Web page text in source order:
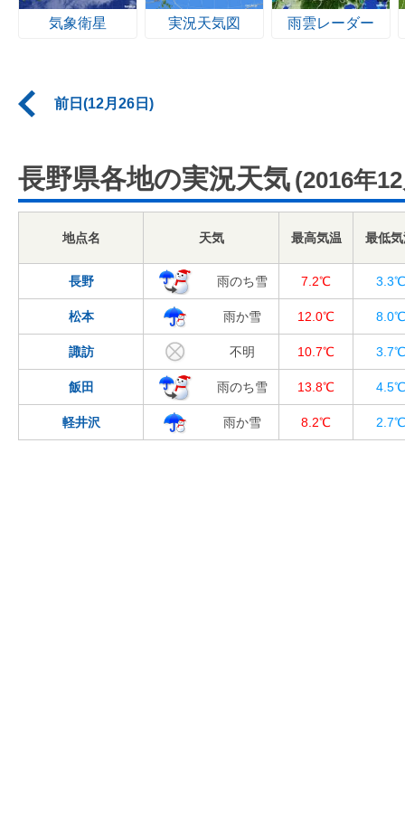
気象衛星 実況天気図 雨雲レーダー
前日(12月26日)
長野県各地の実況天気 (2016年
地点名 天気 最高気温 最低
長野 雨のち雪 7.2℃ 3.3℃
松本 雨か雪 12.0℃ 8.0℃
諏訪 不明 10.7℃ 3.7℃
飯田 雨のち雪 13.8℃ 4.5℃
軽井沢 雨か雪 8.2℃ 2.7℃